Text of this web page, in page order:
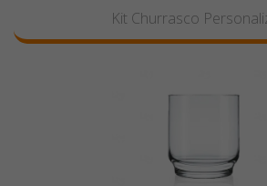
Kit Churrasco